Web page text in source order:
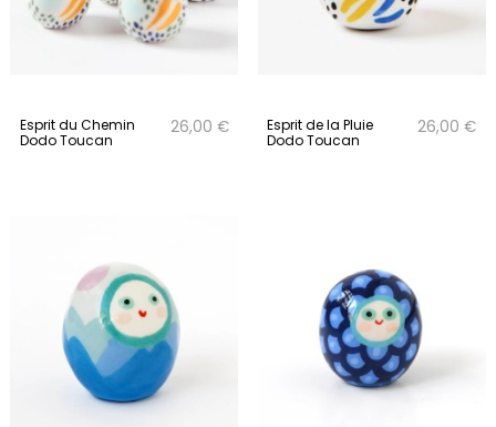
Esprit du Chemin
Dodo Toucan
26,00 €
Esprit de la Pluie
Dodo Toucan
26,00 €